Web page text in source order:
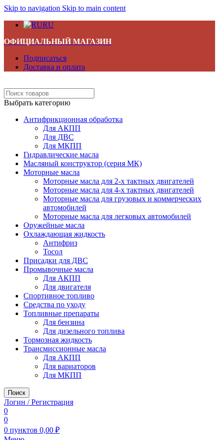
Skip to navigation Skip to main content
RU
ОФИЦИАЛЬНЫЙ МАГАЗИН
Подписаться
Доставка и оплата
Выбрать категорию
Антифрикционная обработка
Для АКПП
Для ДВС
Для МКПП
Гидравлические масла
Масляный конструктор (серия МК)
Моторные масла
Моторные масла для 2-х тактных двигателей
Моторные масла для 4-х тактных двигателей
Моторные масла для грузовых и коммерческих
автомобилей
Моторные масла для легковых автомобилей
Оружейные масла
Охлаждающая жидкость
Антифриз
Тосол
Присадки для ДВС
Промывочные масла
Для АКПП
Для двигателя
Спортивное топливо
Средства по уходу
Топливные препараты
Для бензина
Для дизельного топлива
Тормозная жидкость
Трансмиссионные масла
Для АКПП
Для вариаторов
Для МКПП
Поиск
Логин / Регистрация
0
0
0 пунктов 0,00 ₽